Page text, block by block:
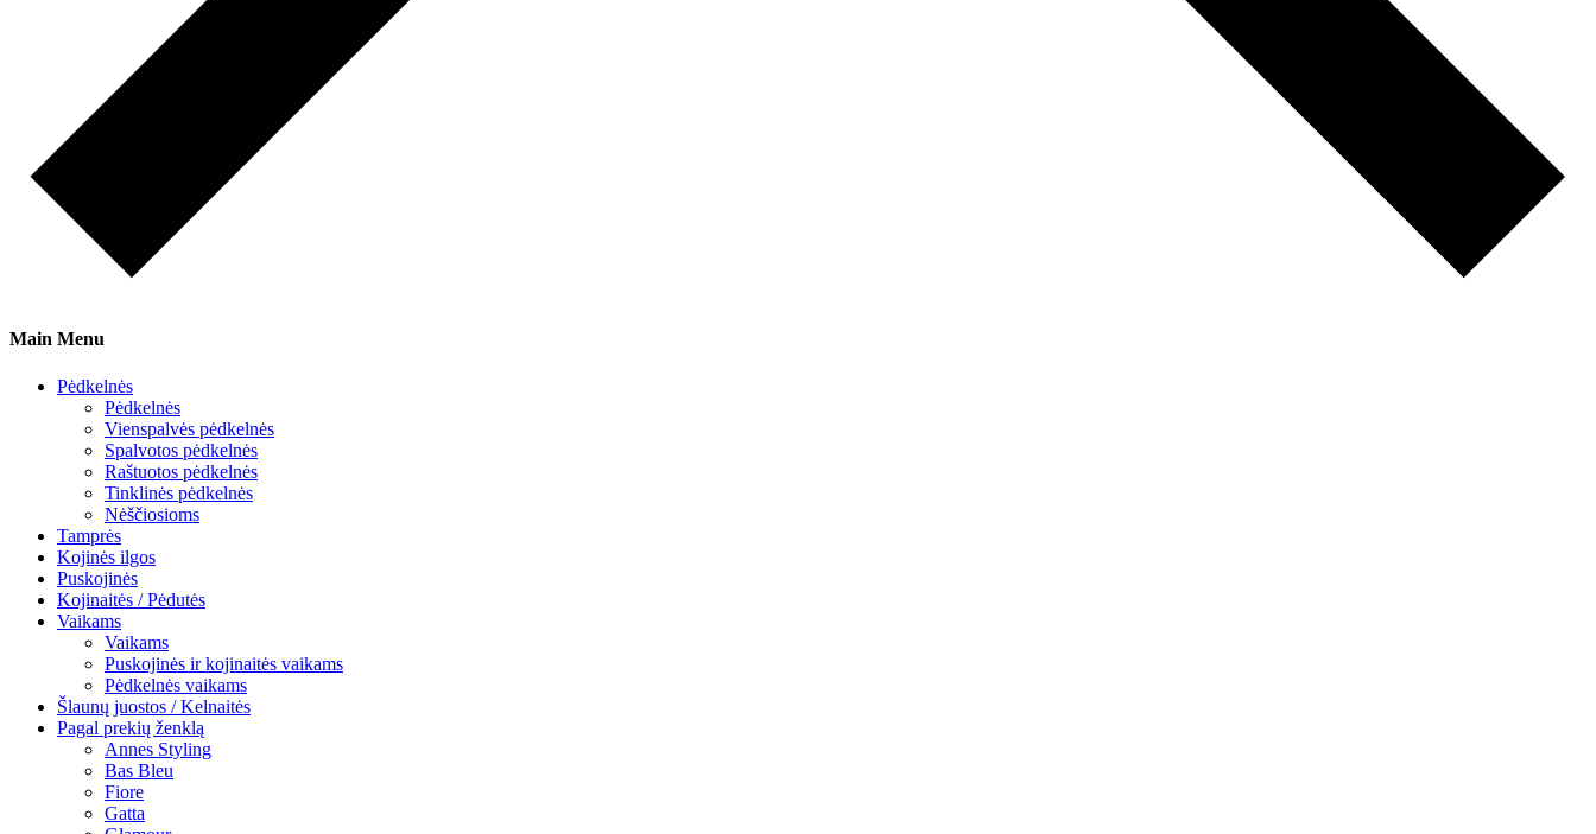
Main Menu
Pėdkelnės
Pėdkelnės
Vienspalvės pėdkelnės
Spalvotos pėdkelnės
Raštuotos pėdkelnės
Tinklinės pėdkelnės
Nėščiosioms
Tamprės
Kojinės ilgos
Puskojinės
Kojinaitės / Pėdutės
Vaikams
Vaikams
Puskojinės ir kojinaitės vaikams
Pėdkelnės vaikams
Šlaunų juostos / Kelnaitės
Pagal prekių ženklą
Annes Styling
Bas Bleu
Fiore
Gatta